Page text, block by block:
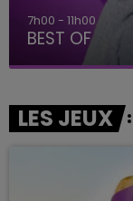
7h00 - 11h00
BEST OF
LES JEUX